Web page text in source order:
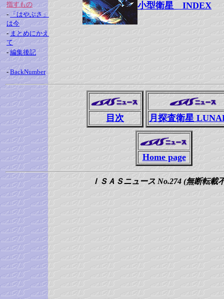
指すもの
- 「はやぶさ」
は今
- まとめにかえ
て
- 編集後記
- BackNumber
小型衛星 INDEX
目次 月探査衛星
Home page
ＩＳＡＳニュース No.274 (無断転載